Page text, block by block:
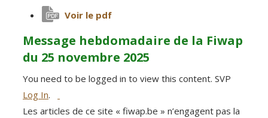
Voir le pdf
Message hebdomadaire de la Fiwap
du 25 novembre 2025
You need to be logged in to view this content. SVP
Log In.
Les articles de ce site « fiwap.be » n’engagent pas la